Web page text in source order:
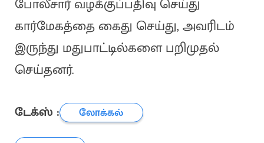
போலீசார் வழக்குப்பதிவு செய்து
கார்மேகத்தை கைது செய்து, அவரிடம்
இருந்து மதுபாட்டில்களை பறிமுதல்
செய்தனர்.
டேக்ஸ் :
லோக்கல்